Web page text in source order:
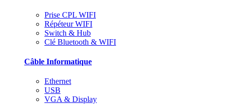
Prise CPL WIFI
Répéteur WIFI
Switch & Hub
Clé Bluetooth & WIFI
Câble Informatique
Ethernet
USB
VGA & Display